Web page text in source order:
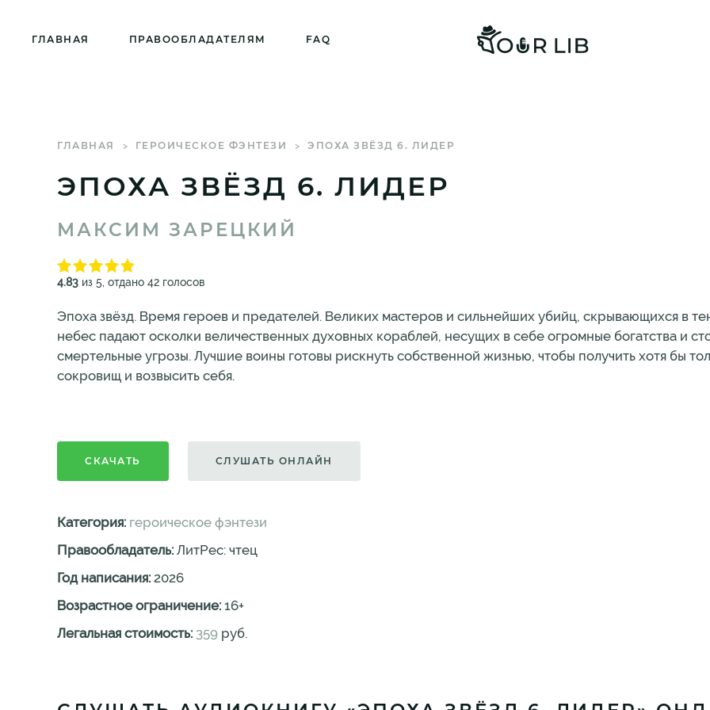
ГЛАВНАЯ ПРАВООБЛАДАТЕЛЯМ FAQ
ГЛАВНАЯ ГЕРОИЧЕСКОЕ ФЭНТЕЗИ ЭПОХА ЗВЁЗД 6. ЛИДЕР
ЭПОХА ЗВЁЗД 6. ЛИДЕР
МАКСИМ ЗАРЕЦКИЙ
4.83 из 5, отдано 42 голосов
Эпоха звёзд. Время героев и предателей. Великих мастеров и сильнейших убийц, скрывающихся в
небес падают осколки величественных духовных кораблей, несущих в себе огромные богатства и
смертельные угрозы. Лучшие воины готовы рискнуть собственной жизнью, чтобы получить хотя бы
сокровищ и возвысить себя.
СКАЧАТЬ СЛУШАТЬ ОНЛАЙН
Категория: героическое фэнтези
Правообладатель: ЛитРес: чтец
Год написания: 2026
Возрастное ограничение: 16+
Легальная стоимость: 359 руб.